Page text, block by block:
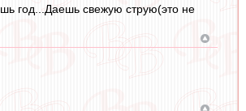
год...Даешь свежую струю(это не